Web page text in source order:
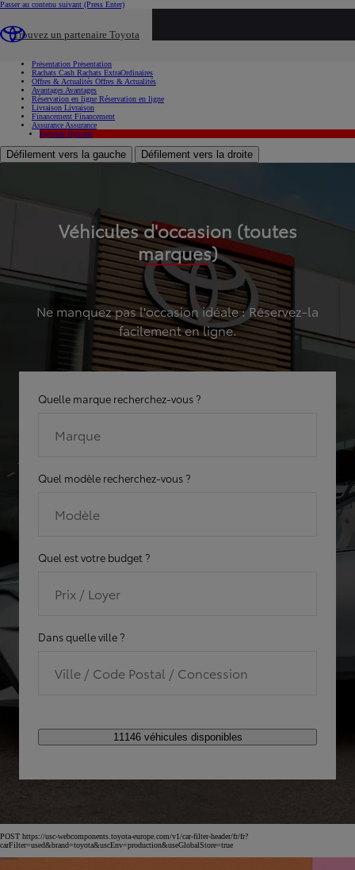
Passer au contenu suivant (Press Enter)
Trouvez un partenaire Toyota
Présentation Présentation
Rachats Cash Rachats ExtraOrdinaires
Offres & Actualités Offres & Actualités
Avantages Avantages
Réservation en ligne Réservation en ligne
Livraison Livraison
Financement Financement
Assurance Assurance
Hybride Hybride
Défilement vers la gauche Défilement vers la droite
Véhicules d'occasion (toutes
marques)
Ne manquez pas l'occasion idéale : Réservez-la
facilement en ligne.
Quelle marque recherchez-vous ?
Marque
Quel modèle recherchez-vous ?
Modèle
Quel est votre budget ?
Prix / Loyer
Dans quelle ville ?
Ville / Code Postal / Concession
11146 véhicules disponibles
POST https://usc-webcomponents.toyota-europe.com/v1/car-filter-header/fr/fr?
carFilter=used&brand=toyota&uscEnv=production&useGlobalStore=true